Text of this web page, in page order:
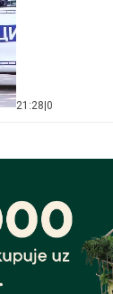
21:28 0